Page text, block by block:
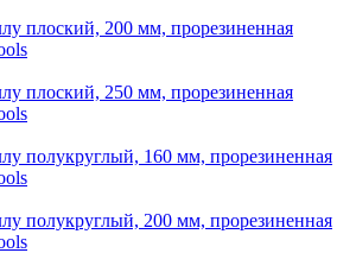
плоский, 200 мм, прорезиненная
плоский, 250 мм, прорезиненная
полукруглый, 160 мм, прорезиненная
полукруглый, 200 мм, прорезиненная